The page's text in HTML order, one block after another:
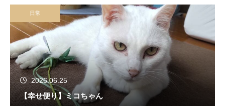
日常
2026.06.25
【幸せ便り】ミコちゃん